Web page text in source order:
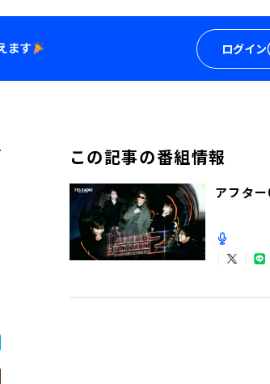
ログイン
この記事の番組情報
アフタ